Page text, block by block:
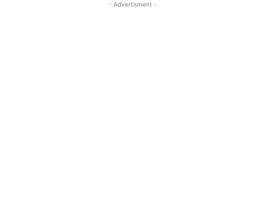
- Advertisment -